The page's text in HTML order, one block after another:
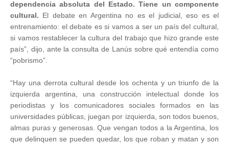
dependencia absoluta del Estado. Tiene un componente
cultural. El debate en Argentina no es el judicial, eso es el
entrenamiento: el debate es si vamos a ser un país del cultural,
si vamos restablecer la cultura del trabajo que hizo grande este
país”, dijo, ante la consulta de Lanús sobre qué entendía como
“pobrismo”.
“Hay una derrota cultural desde los ochenta y un triunfo de la
izquierda argentina, una construcción intelectual donde los
periodistas y los comunicadores sociales formados en las
universidades públicas, juegan por izquierda, son todos buenos,
almas puras y generosas. Que vengan todos a la Argentina, los
que delinquen se pueden quedar, los que roban y matan y son